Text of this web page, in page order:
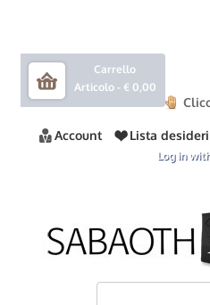
Carrello
Articolo - € 0,00
Account Lista desideri
Log in